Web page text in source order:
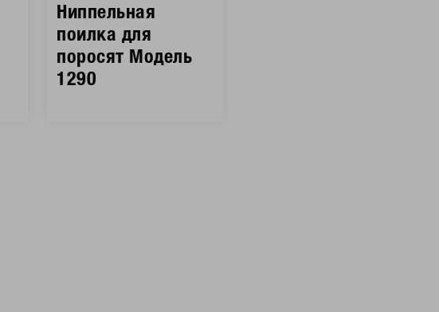
Ниппельная
поилка для
поросят Модель
1290